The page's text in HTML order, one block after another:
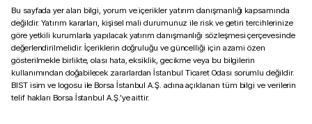
Bu sayfada yer alan bilgi, yorum ve içerikler yatırım danışmanlığı kapsamında
değildir. Yatırım kararları, kişisel mali durumunuz ile risk ve getiri tercihlerinize
göre yetkili kurumlarla yapılacak yatırım danışmanlığı sözleşmesi çerçevesinde
değerlendirilmelidir. İçeriklerin doğruluğu ve güncelliği için azami özen
gösterilmekle birlikte, olası hata, eksiklik, gecikme veya bu bilgilerin
kullanımından doğabilecek zararlardan İstanbul Ticaret Odası sorumlu değildir.
BIST isim ve logosu ile Borsa İstanbul A.Ş. adına açıklanan tüm bilgi ve verilerin
telif hakları Borsa İstanbul A.Ş.’ye aittir.